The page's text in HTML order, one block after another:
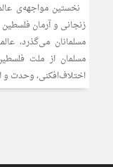
نخستین مواجهه‌ی
زنجانی و آرمان
مسلمانان می‌‌گذرد،
مسلمان از ملت
اختلاف‌‌افکنی، وحدت و